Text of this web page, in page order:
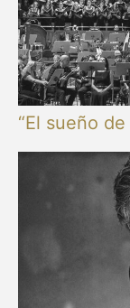
“El sueño